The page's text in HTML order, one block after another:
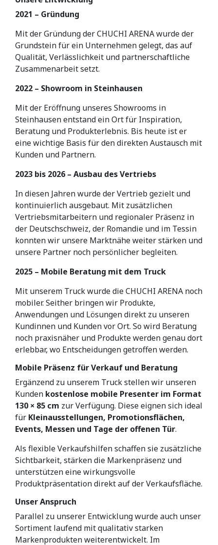
2021 – Gründung
Mit der Gründung der CHUCHI ARENA wurde der
Grundstein für ein Unternehmen gelegt, das auf
Qualität, Verlässlichkeit und partnerschaftliche
Zusammenarbeit setzt.
2022 – Showroom in Steinhausen
Mit der Eröffnung unseres Showrooms in
Steinhausen entstand ein Ort für Inspiration,
Beratung und Produkterlebnis. Bis heute ist er
eine wichtige Basis für den direkten Austausch mit
Kunden und Partnern.
2023 bis 2026 – Ausbau des Vertriebs
In diesen Jahren wurde der Vertrieb gezielt und
kontinuierlich ausgebaut. Mit zusätzlichen
Vertriebsmitarbeitern und regionaler Präsenz in
der Deutschschweiz, der Romandie und im Tessin
konnten wir unsere Marktnähe weiter stärken und
unsere Partner noch persönlicher begleiten.
2025 – Mobile Beratung mit dem Truck
Mit unserem Truck wurde die CHUCHI ARENA noch
mobiler. Seither bringen wir Produkte,
Anwendungen und Lösungen direkt zu unseren
Kundinnen und Kunden vor Ort. So wird Beratung
noch praxisnäher und Produkte werden genau dort
erlebbar, wo Entscheidungen getroffen werden.
Mobile Präsenz für Verkauf und Beratung
Ergänzend zu unserem Truck stellen wir unseren
Kunden kostenlose mobile Presenter im Format
130 × 85 cm zur Verfügung. Diese eignen sich ideal
für Kleinausstellungen, Promotionsflächen,
Events, Messen und Tage der offenen Tür.
Als flexible Verkaufshilfen schaffen sie zusätzliche
Sichtbarkeit, stärken die Markenpräsenz und
unterstützen eine wirkungsvolle
Produktpräsentation direkt auf der Verkaufsfläche.
Unser Anspruch
Parallel zu unserer Entwicklung wurde auch unser
Sortiment laufend mit qualitativ starken
Markenprodukten weiterentwickelt. Im